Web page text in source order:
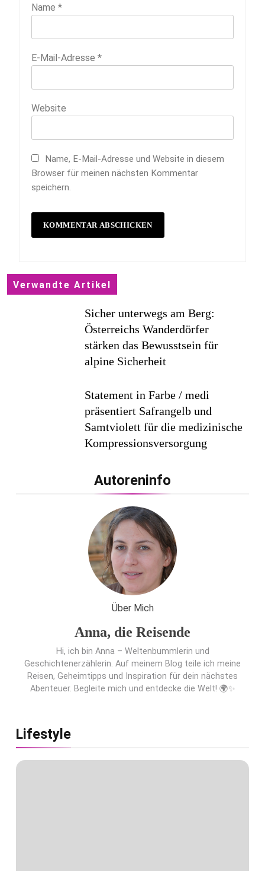
Name *
E-Mail-Adresse *
Website
Name, E-Mail-Adresse und Website in diesem
Browser für meinen nächsten Kommentar
speichern.
Verwandte Artikel
Sicher unterwegs am Berg:
Österreichs Wanderdörfer
stärken das Bewusstsein für
alpine Sicherheit
Statement in Farbe / medi
präsentiert Safrangelb und
Samtviolett für die medizinische
Kompressionsversorgung
PEPE JEANS LONDON AW26
Flachste mechanische
Weltzeituhr gewinnt Red Dot:
Best of the Best 2026 / NOMOS
Glashütte erzielt 94 von 100
Punkten.
Autoreninfo
Über Mich
Anna, die Reisende
Hi, ich bin Anna – Weltenbummlerin und
Geschichtenerzählerin. Auf meinem Blog teile ich meine
Reisen, Geheimtipps und Inspiration für dein nächstes
Abenteuer. Begleite mich und entdecke die Welt! 🌍✨
Lifestyle